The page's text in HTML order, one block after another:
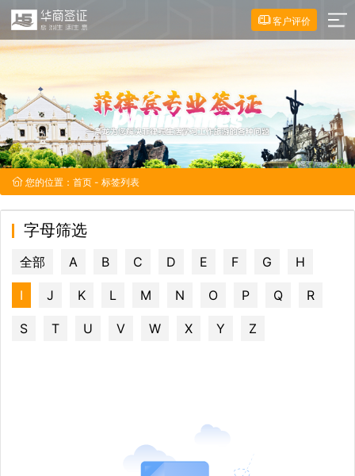
客户评价
您的位置： 首页 - 标签列表
字母筛选
全部 A B C D E F G H
I J K L M N O P Q R
S T U V W X Y Z